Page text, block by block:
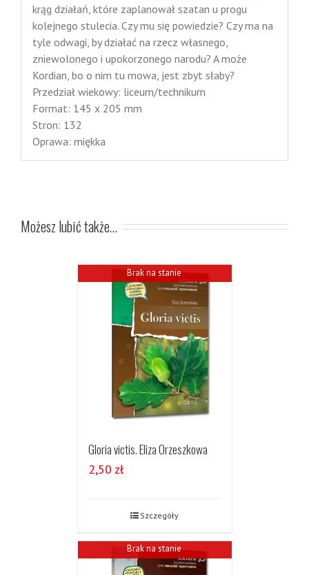
krąg działań, które zaplanował szatan u progu
kolejnego stulecia. Czy mu się powiedzie? Czy ma na
tyle odwagi, by działać na rzecz własnego,
zniewolonego i upokorzonego narodu? A może
Kordian, bo o nim tu mowa, jest zbyt słaby?
Przedział wiekowy: liceum/technikum
Format: 145 x 205 mm
Stron: 132
Oprawa: miękka
Możesz lubić także…
Brak na stanie
Gloria victis. Eliza Orzeszkowa
2,50 zł
Szczegóły
Brak na stanie